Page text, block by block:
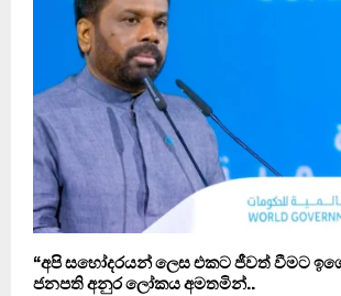
“අපි සහෝදරයන් ලෙස එකට ජීවත් වීමට
ජනපති අනුර ලෝකය අමතමින්..